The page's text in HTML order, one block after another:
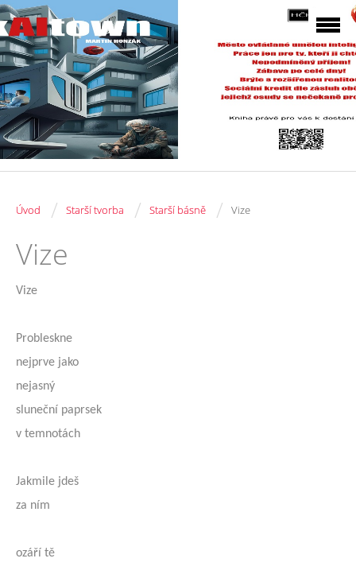
Úvod / Starší tvorba / Starší básně / Vize
Vize
Vize
Probleskne
nejprve jako
nejasný
sluneční paprsek
v temnotách
Jakmile jdeš
za ním
ozáří tě